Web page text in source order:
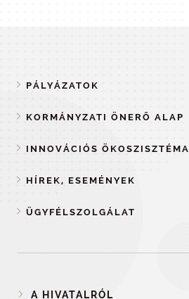
PÁLYÁZATOK
KORMÁNYZATI ÖNERŐ ALAP
INNOVÁCIÓS ÖKOSZISZTÉMA
HÍREK, ESEMÉNYEK
ÜGYFÉLSZOLGÁLAT
A HIVATALRÓL